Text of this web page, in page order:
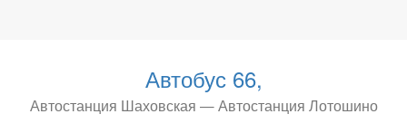
Автобус 66,
Автостанция Шаховская — Автостанция Лотошино